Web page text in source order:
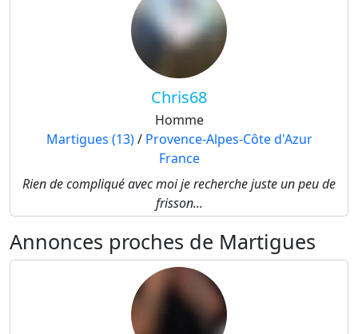
Chris68
Homme
Martigues (13)/ Provence-Alpes-Côte d'Azur
France
Rien de compliqué avec moi je recherche juste un peu de
frisson...
Annonces proches de Martigues